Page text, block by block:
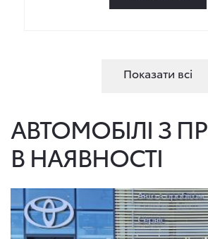
Показати всі
АВТОМОБІЛІ З
В НАЯВНОСТІ